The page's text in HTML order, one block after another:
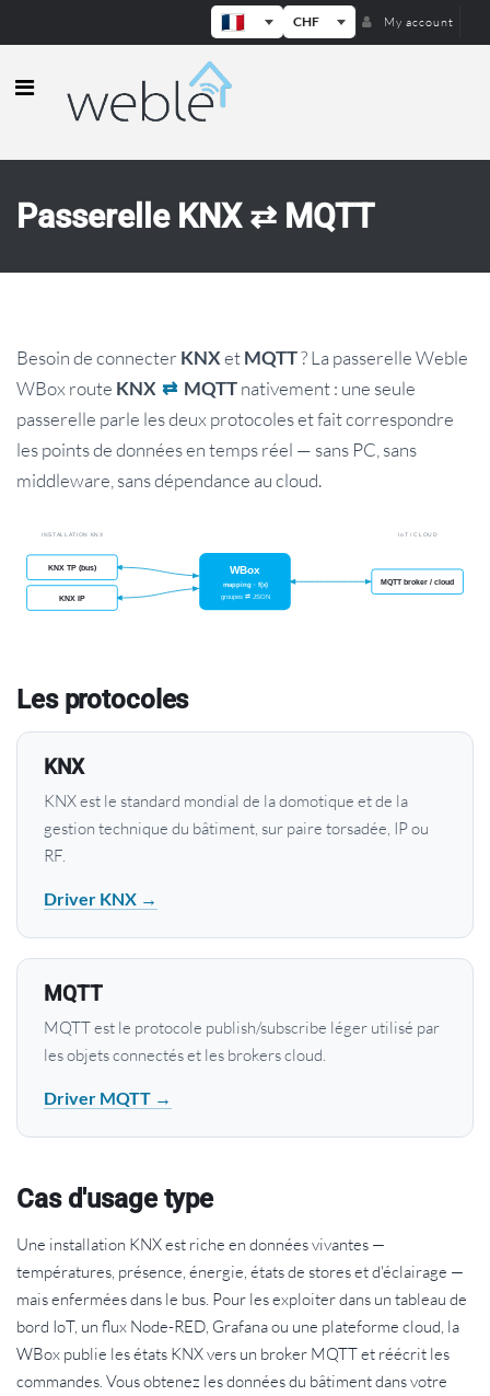
CHF My account
Weble — Passerelles IoT
Passerelle KNX ⇄ MQTT
Besoin de connecter KNX et MQTT? La passerelle Weble
WBox route KNX ⇄ MQTTnativement : une seule
passerelle parle les deux protocoles et fait correspondre
les points de données en temps réel — sans PC, sans
middleware, sans dépendance au cloud.
Les protocoles
KNX
KNX est le standard mondial de la domotique et de la
gestion technique du bâtiment, sur paire torsadée, IP ou
RF.
Driver KNX →
MQTT
MQTT est le protocole publish/subscribe léger utilisé par
les objets connectés et les brokers cloud.
Driver MQTT →
Cas d'usage type
Une installation KNX est riche en données vivantes —
températures, présence, énergie, états de stores et d'éclairage —
mais enfermées dans le bus. Pour les exploiter dans un tableau de
bord IoT, un flux Node-RED, Grafana ou une plateforme cloud, la
WBox publie les états KNX vers un broker MQTT et réécrit les
commandes. Vous obtenez les données du bâtiment dans votre